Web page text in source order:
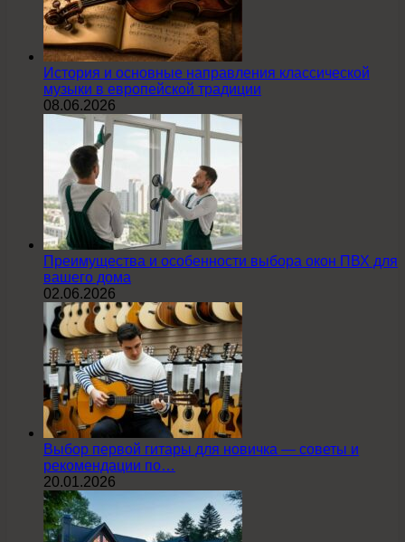
История и основные направления классической
музыки в европейской традиции
08.06.2026
Преимущества и особенности выбора окон ПВХ для
вашего дома
02.06.2026
Выбор первой гитары для новичка — советы и
рекомендации по…
20.01.2026